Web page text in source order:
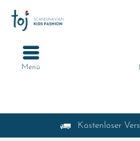
Kostenloser
Menü